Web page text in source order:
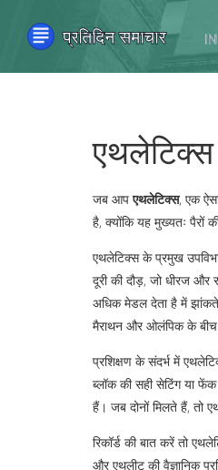
जब आपएथलेटिक्स, एक
है, क्योंकि यह मुख्यतः पैरों
एथलेटिक्स के प्रमुख
दूरी की दौड़, जो धीरज और
अधिक मेडल देता है में
मैराथन और ओलंपिक के बीच
प्रशिक्षण के संदर्भ में
ब्लॉक की सही सेटिंग या
हैं। जब दोनों मिलते हैं, तो
रिकॉर्ड की बात करें तो
और एथलीट की वैज्ञानिक